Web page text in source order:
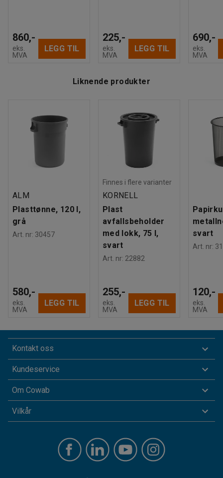
860,-
eks.
MVA
LEGG TIL
225,-
eks.
MVA
LEGG TIL
690,-
eks.
MVA
Liknende produkter
ALM
Plasttønne, 120 l,
grå
Art. nr: 30457
580,-
eks.
MVA
LEGG TIL
Finnes i flere varianter
KORNELL
Plast
avfallsbeholder
med lokk, 75 l,
svart
Art. nr: 22882
255,-
eks.
MVA
LEGG TIL
svart
Art. nr:
120,-
eks.
MVA
Kontakt oss
Kundeservice
Om Cowab
Vilkår